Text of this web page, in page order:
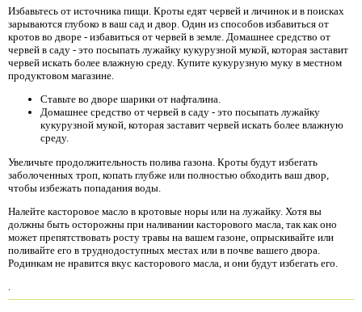
Избавьтесь от источника пищи. Кроты едят червей и личинок и в поисках
зарываются глубоко в ваш сад и двор. Один из способов избавиться от
кротов во дворе - избавиться от червей в земле. Домашнее средство от
червей в саду - это посыпать лужайку кукурузной мукой, которая заставит
червей искать более влажную среду. Купите кукурузную муку в местном
продуктовом магазине.
Ставьте во дворе шарики от нафталина.
Домашнее средство от червей в саду - это посыпать лужайку
кукурузной мукой, которая заставит червей искать более влажную
среду.
Увеличьте продолжительность полива газона. Кроты будут избегать
заболоченных троп, копать глубже или полностью обходить ваш двор,
чтобы избежать попадания воды.
Налейте касторовое масло в кротовые норы или на лужайку. Хотя вы
должны быть осторожны при наливании касторового масла, так как оно
может препятствовать росту травы на вашем газоне, опрыскивайте или
поливайте его в труднодоступных местах или в почве вашего двора.
Родинкам не нравится вкус касторового масла, и они будут избегать его.
.